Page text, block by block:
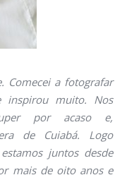
Comecei a fotografar
muito. Nos
por acaso e,
de Cuiabá. Logo
juntos desde
mais de oito anos e